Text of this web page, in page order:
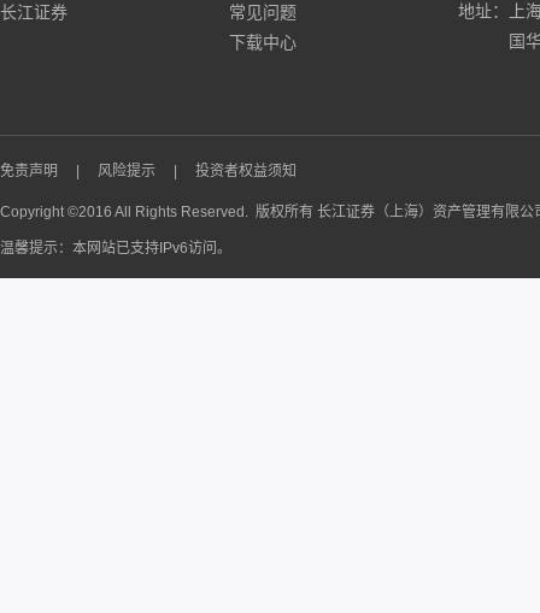
长江证券
常见问题
下载中心
地址：上
国
免责声明 风险提示 投资者权益须知
Copyright ©2016 All Rights Reserved. 版权所有 长江证券（上海）资产管理有限
温馨提示：本网站已支持IPv6访问。